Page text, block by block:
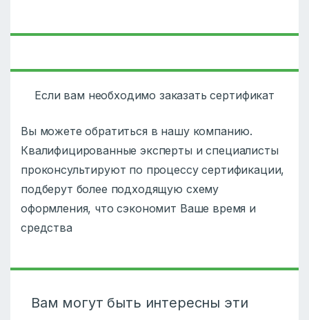
Если вам необходимо заказать сертификат
Вы можете обратиться в нашу компанию.
Квалифицированные эксперты и специалисты
проконсультируют по процессу сертификации,
подберут более подходящую схему
оформления, что сэкономит Ваше время и
средства
Вам могут быть интересны эти